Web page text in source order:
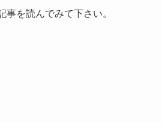
を読んでみて下さい。